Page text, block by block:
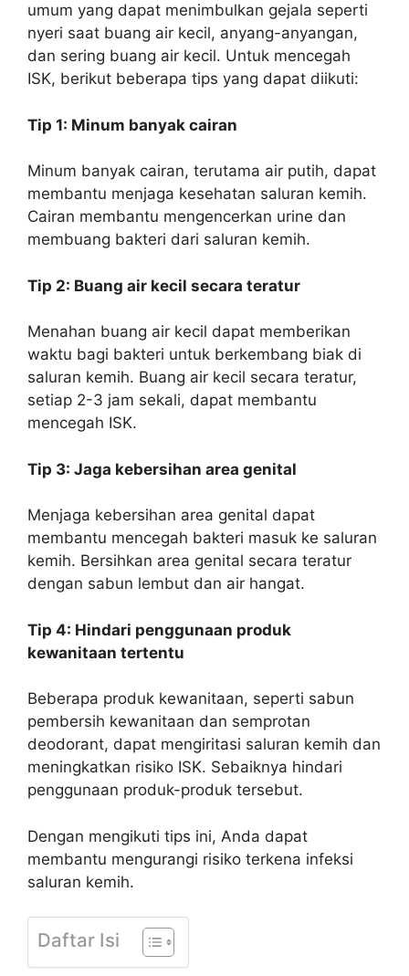
umum yang dapat menimbulkan gejala seperti
nyeri saat buang air kecil, anyang-anyangan,
dan sering buang air kecil. Untuk mencegah
ISK, berikut beberapa tips yang dapat diikuti:
Tip 1: Minum banyak cairan
Minum banyak cairan, terutama air putih, dapat
membantu menjaga kesehatan saluran kemih.
Cairan membantu mengencerkan urine dan
membuang bakteri dari saluran kemih.
Tip 2: Buang air kecil secara teratur
Menahan buang air kecil dapat memberikan
waktu bagi bakteri untuk berkembang biak di
saluran kemih. Buang air kecil secara teratur,
setiap 2-3 jam sekali, dapat membantu
mencegah ISK.
Tip 3: Jaga kebersihan area genital
Menjaga kebersihan area genital dapat
membantu mencegah bakteri masuk ke saluran
kemih. Bersihkan area genital secara teratur
dengan sabun lembut dan air hangat.
Tip 4: Hindari penggunaan produk
kewanitaan tertentu
Beberapa produk kewanitaan, seperti sabun
pembersih kewanitaan dan semprotan
deodorant, dapat mengiritasi saluran kemih dan
meningkatkan risiko ISK. Sebaiknya hindari
penggunaan produk-produk tersebut.
Dengan mengikuti tips ini, Anda dapat
membantu mengurangi risiko terkena infeksi
saluran kemih.
Daftar Isi